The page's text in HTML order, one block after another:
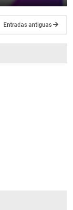
Entradas antiguas